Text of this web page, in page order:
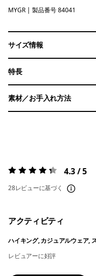
May Grey
MYGR | 製品番号 84041
サイズ情報
特長
素材／お手入れ方法
評価:4.3 / 5 4.3 / 5
28レビューに基づく
アクティビティ
ハイキング, カジュアルウェア,
レビュアーに好評